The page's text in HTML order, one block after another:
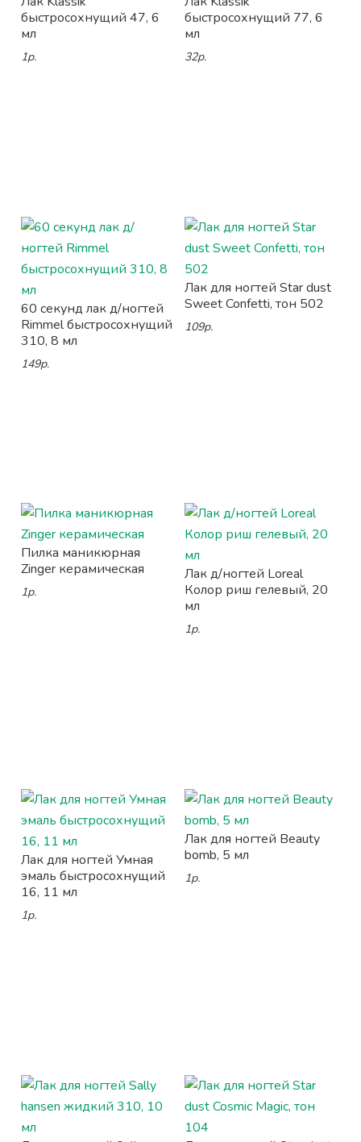
быстросохнущий 47, 6
мл
1р.
быстросохнущий 77, 6
мл
32р.
60 секунд лак д/ногтей
Rimmel быстросохнущий
310, 8 мл
149р.
Лак для ногтей Star dust
Sweet Confetti, тон 502
109р.
Пилка маникюрная
Zinger керамическая
1р.
Лак д/ногтей Loreal
Колор риш гелевый, 20
мл
1р.
Лак для ногтей Умная
эмаль быстросохнущий
16, 11 мл
1р.
Лак для ногтей Beauty
bomb, 5 мл
1р.